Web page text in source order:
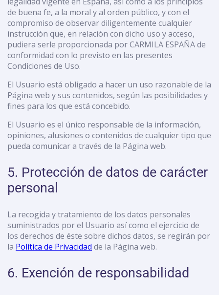
de buena fe, a la moral y al orden público, y con el
compromiso de observar diligentemente cualquier
instrucción que, en relación con dicho uso y acceso,
pudiera serle proporcionada por CARMILA ESPAÑA de
conformidad con lo previsto en las presentes
Condiciones de Uso.
El Usuario está obligado a hacer un uso razonable de la
Página web y sus contenidos, según las posibilidades y
fines para los que está concebido.
El Usuario es el único responsable de la información,
opiniones, alusiones o contenidos de cualquier tipo que
pueda comunicar a través de la Página web.
5. Protección de datos de carácter
personal
La recogida y tratamiento de los datos personales
suministrados por el Usuario así como el ejercicio de
los derechos de éste sobre dichos datos, se regirán por
la Política de Privacidad de la Página web.
6. Exención de responsabilidad